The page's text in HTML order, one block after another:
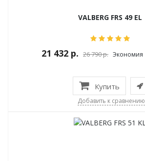
VALBERG FRS 49 EL
21 432 р. 26 790 р. Экономия
Купить
Добавить к сравнению